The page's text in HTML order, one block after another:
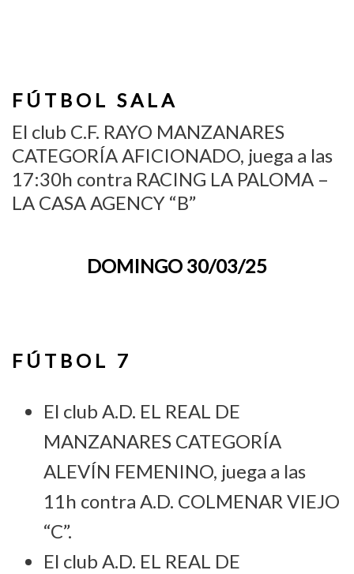
F Ú T B O L S A L A
El club C.F. RAYO MANZANARES
CATEGORÍA AFICIONADO, juega a las
17:30h contra RACING LA PALOMA –
LA CASA AGENCY “B”
DOMINGO 30/03/25
F Ú T B O L 7
El club A.D. EL REAL DE
MANZANARES CATEGORÍA
ALEVÍN FEMENINO, juega a las
11h contra A.D. COLMENAR VIEJO
“C”.
El club A.D. EL REAL DE